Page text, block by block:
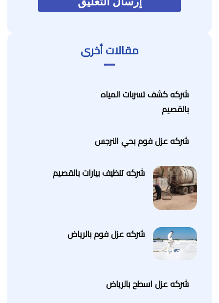
مقالات أخرى
شركه كشف تسربات المياه
بالقصيم
شركه عزل فوم بحي النرجس
شركه تنظيف بيارات بالقصيم
شركه عزل فوم بالرياض
شركه عزل اسطح بالرياض